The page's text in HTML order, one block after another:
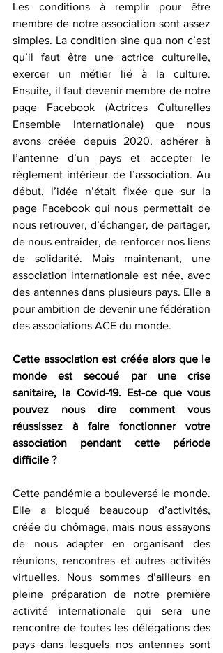
Les conditions à remplir pour être
membre de notre association sont assez
simples. La condition sine qua non c’est
qu’il faut être une actrice culturelle,
exercer un métier lié à la culture.
Ensuite, il faut devenir membre de notre
page Facebook (Actrices Culturelles
Ensemble Internationale) que nous
avons créée depuis 2020, adhérer à
l’antenne d’un pays et accepter le
règlement intérieur de l’association. Au
début, l’idée n’était fixée que sur la
page Facebook qui nous permettait de
nous retrouver, d’échanger, de partager,
de nous entraider, de renforcer nos liens
de solidarité. Mais maintenant, une
association internationale est née, avec
des antennes dans plusieurs pays. Elle a
pour ambition de devenir une fédération
des associations ACE du monde.
Cette association est créée alors que le
monde est secoué par une crise
sanitaire, la Covid-19. Est-ce que vous
pouvez nous dire comment vous
réussissez à faire fonctionner votre
association pendant cette période
difficile ?
Cette pandémie a bouleversé le monde.
Elle a bloqué beaucoup d’activités,
créée du chômage, mais nous essayons
de nous adapter en organisant des
réunions, rencontres et autres activités
virtuelles. Nous sommes d’ailleurs en
pleine préparation de notre première
activité internationale qui sera une
rencontre de toutes les délégations des
pays dans lesquels nos antennes sont